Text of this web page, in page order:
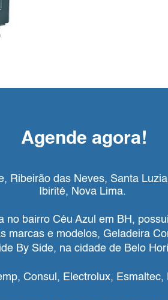
Agende agora!
Ribeirão das Neves, Santa
Ibirité, Nova Lima.
no bairro Céu Azul em BH,
marcas e modelos, Geladeira
By Side, na cidade de Belo
Consul, Electrolux,